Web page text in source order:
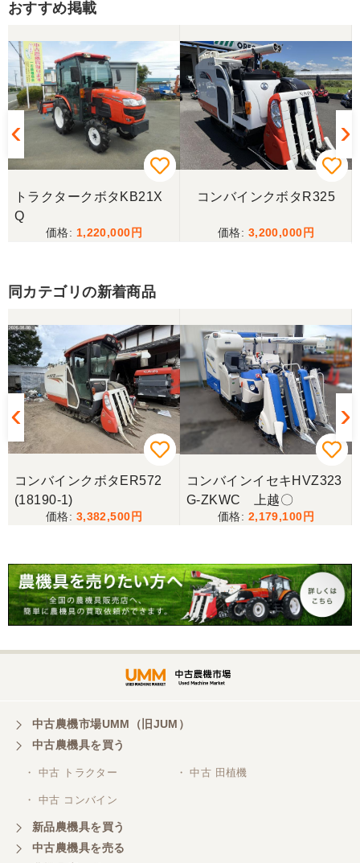
西川さま。電話対応から自社納車まで丁寧で信頼で
きる方です。農機はまたこちらで購入したいです。
岐阜県／
完璧に整備されており、対応も親切で丁寧。配送ま
で自社で対応してくださり本当にありがとうござい
ました。次回もこちらで購入させて頂きます。
す
岐阜県／田畑
ただきましたありがとうございます
岐阜県／長池松広
この度は、コンバイン購入に際しまして、納品日に
際しては、ご配慮頂き誠にありがとうございまし
た。本当に助かりました。
岐阜県／バインダー
急なお願いにも対応ありがとうございました。 あり
がとうございました。 親切に対応していただきまし
岐阜県／横倉林
ありがとうございます。
岐阜県／横倉林
岐阜県／横倉林
ありがとうございます
岐阜県／横倉林
ありがとうございます
おすすめ掲載
トラクタークボタKB21X
Q
1,220,000
コンバインクボタR325
3,200,000
同カテゴリの新着商品
コンバインクボタER572
(18190-1)
3,382,500
コンバインイセキHVZ323
G-ZKWC 上越〇
2,179,100
中古農機市場UMM（旧JUM）
中古農機具を買う
・ 中古 トラクター ・ 中古 田植機
・ 中古 コンバイン
新品農機具を買う
中古農機具を売る